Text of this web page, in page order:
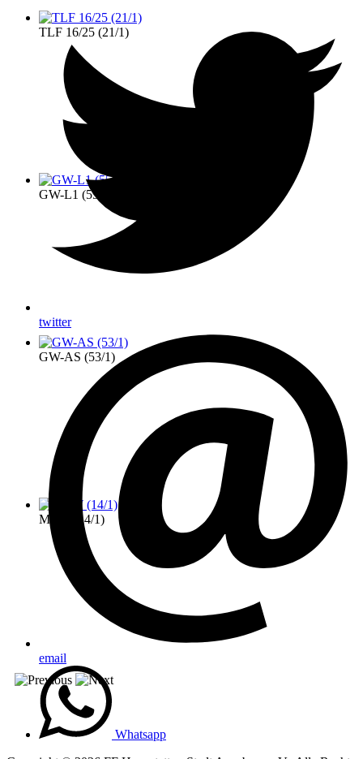
TLF 16/25 (21/1)
GW-L1 (55/1)
GW-AS (53/1)
MTW (14/1)
twitter
email
Whatsapp